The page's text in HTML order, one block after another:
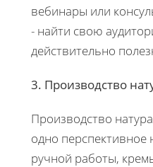
вебинары или
- найти свою
действительно
3. Производство
Производство
одно
ручной работы,